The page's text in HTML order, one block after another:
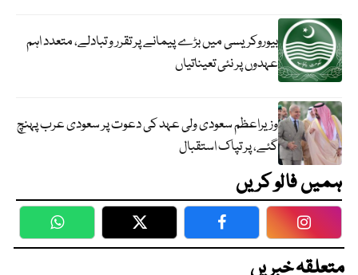
بیوروکریسی میں بڑے پیمانے پر تقرر و تبادلے، متعدد اہم
عہدوں پر نئی تعیناتیاں
وزیراعظم سعودی ولی عہد کی دعوت پر سعودی عرب پہنچ
گئے، پر تپاک استقبال
ہمیں فالو کریں
WhatsApp Twitter Facebook
متعلقہ خبریں